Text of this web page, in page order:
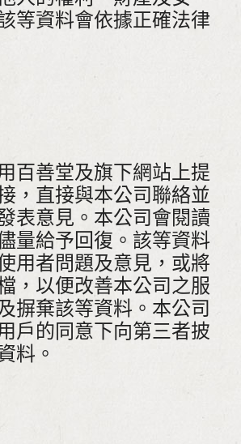
等資料會依據正確法律
百善堂及旗下網站上提
，直接與本公司聯絡並
表意見。本公司會閱讀
量給予回復。該等資料
用者問題及意見，或將
，以便改善本公司之服
摒棄該等資料。本公司
戶的同意下向第三者披
料。